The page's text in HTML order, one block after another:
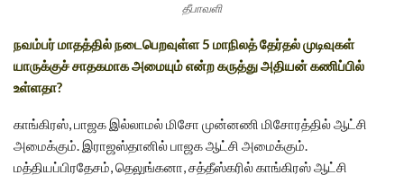
தீபாவளி
நவம்பர் மாதத்தில் நடைபெறவுள்ள 5 மாநிலத் தேர்தல் முடிவுகள்
யாருக்குச் சாதகமாக அமையும் என்ற கருத்து அதியன் கணிப்பில்
உள்ளதா?
காங்கிரஸ், பாஜக இல்லாமல் மிசோ முன்னணி மிசோரத்தில் ஆட்சி
அமைக்கும். இராஜஸ்தானில் பாஜக ஆட்சி அமைக்கும்.
மத்தியப்பிரதேசம், தெலுங்கனா, சத்தீஸ்கரில் காங்கிரஸ் ஆட்சி